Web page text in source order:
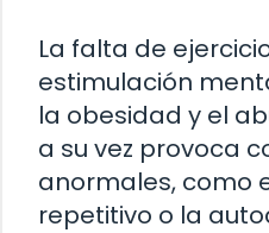
La falta de
estimulación
la obesidad y el
a su vez provoca
anormales, como
repetitivo o la